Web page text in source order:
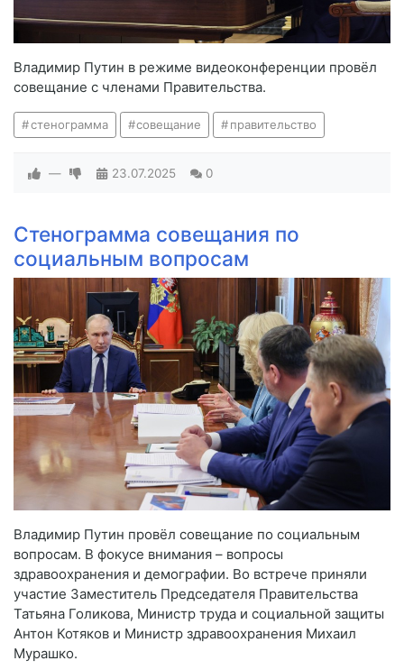
Владимир Путин в режиме видеоконференции провёл
совещание с членами Правительства.
стенограмма совещание правительство
— 23.07.2025 0
Стенограмма совещания по
социальным вопросам
Владимир Путин провёл совещание по социальным
вопросам. В фокусе внимания – вопросы
здравоохранения и демографии. Во встрече приняли
участие Заместитель Председателя Правительства
Татьяна Голикова, Министр труда и социальной защиты
Антон Котяков и Министр здравоохранения Михаил
Мурашко.